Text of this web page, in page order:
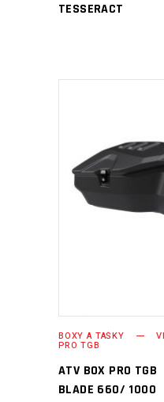
TESSERACT
PŘIDAT
BOXY A TAŠKY
PRO TGB
ATV BOX PRO TGB
BLADE 660/ 1000